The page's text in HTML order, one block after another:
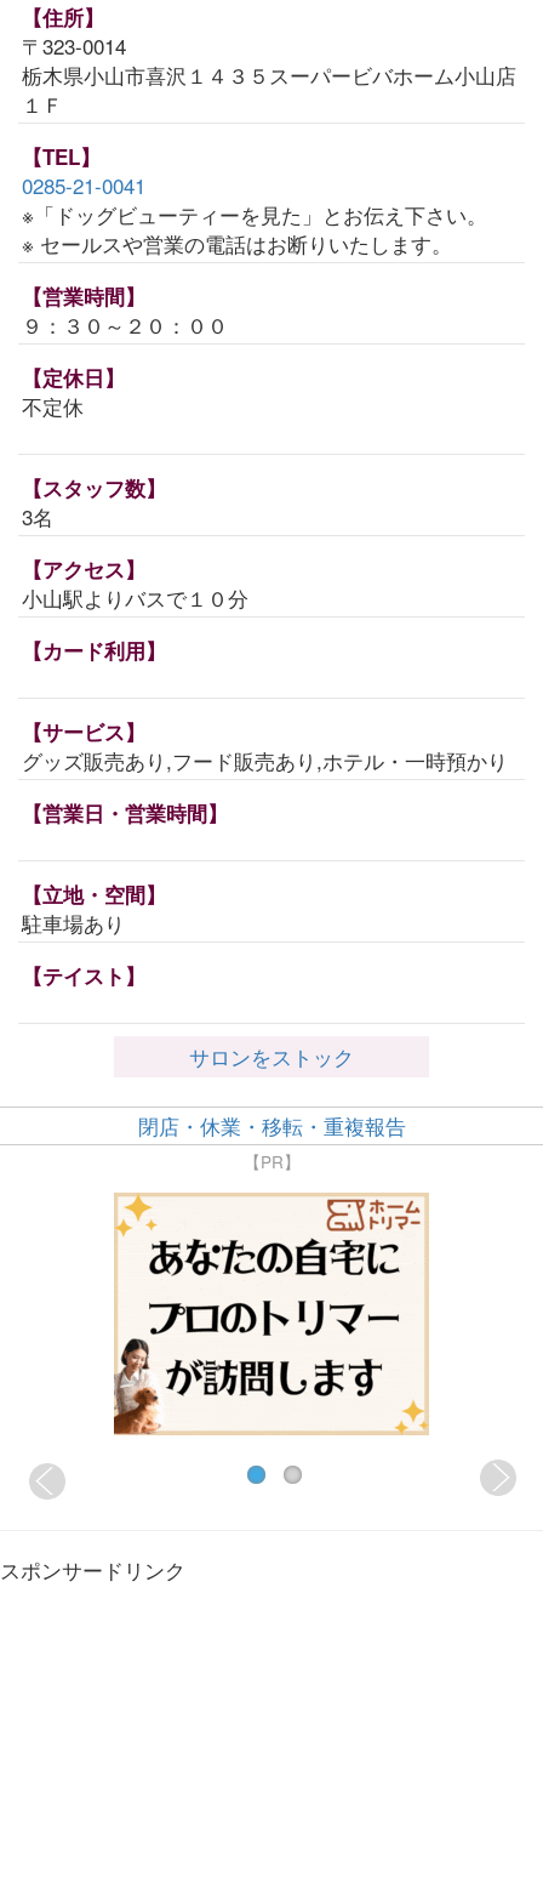
【住所】
〒323-0014
栃木県小山市喜沢１４３５スーパービバホーム小山店
１Ｆ
【TEL】
0285-21-0041
※「ドッグビューティーを見た」とお伝え下さい。
※ セールスや営業の電話はお断りいたします。
【営業時間】
９：３０～２０：００
【定休日】
不定休
【スタッフ数】
3名
【アクセス】
小山駅よりバスで１０分
【カード利用】
【サービス】
グッズ販売あり,フード販売あり,ホテル・一時預かり
【営業日・営業時間】
【立地・空間】
駐車場あり
【テイスト】
サロンをストック
閉店・休業・移転・重複報告
【PR】
スポンサードリンク